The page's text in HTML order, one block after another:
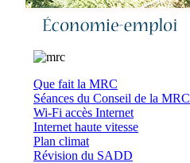
Que fait la MRC
Séances du Conseil de la MRC
Wi-Fi accès Internet
Internet haute vitesse
Plan climat
Révision du SADD